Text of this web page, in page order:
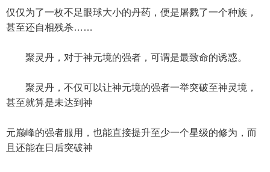
仅仅为了一枚不足眼球大小的丹药，便是屠戮了一个种族，
甚至还自相残杀……
聚灵丹，对于神元境的强者，可谓是最致命的诱惑。
聚灵丹，不仅可以让神元境的强者一举突破至神灵境，
甚至就算是未达到神
元巅峰的强者服用，也能直接提升至少一个星级的修为，而
且还能在日后突破神